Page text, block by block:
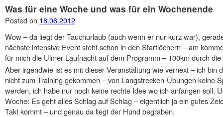
Was für eine Woche und was für ein Wochenende
Posted on 18.06.2012
Wow – da liegt der Tauchurlaub (auch wenn er nur kurz war),
nächste intensive Event steht schon in den Startlöchern – am
für mich die Ulmer Laufnacht auf dem Programm – 100km durch
Aber irgendwie ist es mit dieser Veranstaltung wie verhext – ich bin
nicht zum Training gekommen – von Langstrecken-Übungen keine
werden, ich habe nur noch keine rechte Idee wo ich anfangen soll.
Woche: Es geht alles Schlag auf Schlag – eigentlich ja ein gutes
Takt kommt – und genau da liegt der Hund begraben.